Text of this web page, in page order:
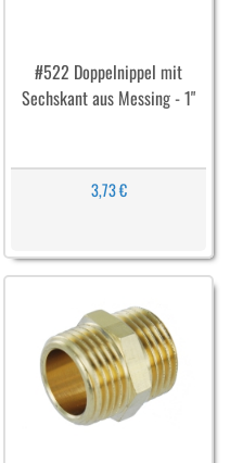
#522 Doppelnippel mit
Sechskant aus Messing - 1"
3,73 €